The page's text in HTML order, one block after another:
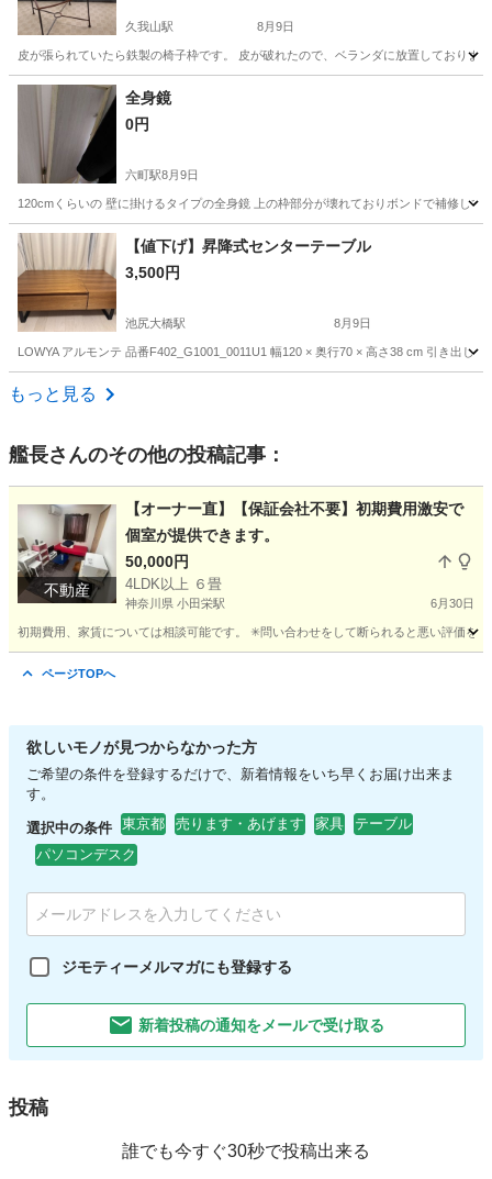
久我山駅 8月9日
皮が張られていたら鉄製の椅子枠です。 皮が破れたので、ベランダに放置しており
東京 世田谷区 久我山駅
全身鏡
0円
六町駅8月9日
120cmくらいの 壁に掛けるタイプの全身鏡 上の枠部分が壊れておりボンドで補修して
東京 足立区 六町駅 ミラー/鏡
【値下げ】昇降式センターテーブル
3,500円
池尻大橋駅 8月9日
LOWYA アルモンテ 品番F402_G1001_0011U1 幅120 × 奥行70 × 高さ38 cm 引き出し
東京 世田谷区
もっと見る
艦長さんのその他の投稿記事：
不動産
【オーナー直】【保証会社不要】初期費用激安で
個室が提供できます。
50,000円
4LDK以上 ６畳
神奈川県 小田栄駅 6月30日
初期費用、家賃については相談可能です。 ✳︎問い合わせをして断られると悪い評価を
ページTOPへ
欲しいモノが見つからなかった方
ご希望の条件を登録するだけで、新着情報をいち早くお届け出来ま
す。
選択中の条件 東京都 売ります・あげます 家具
テーブル
パソコンデスク
ジモティーメルマガにも登録する
新着投稿の通知をメールで受け取る
投稿
誰でも今すぐ30秒で投稿出来る